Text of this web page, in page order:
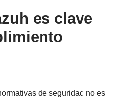
es clave
de seguridad no es